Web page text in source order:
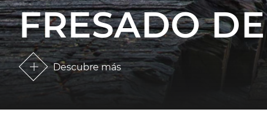
FRESADO
Descubre más